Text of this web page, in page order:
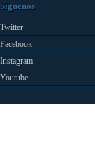
Síguenos
Twitter
Facebook
Instagram
Youtube